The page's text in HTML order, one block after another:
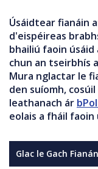
Úsáidtear fianáin
d'eispéireas
bhailiú faoin úsáid
chun an tseirbhís
Mura nglactar le
den suíomh,
leathanach ár
eolais a fháil faoin
Glac le Gach Fianán